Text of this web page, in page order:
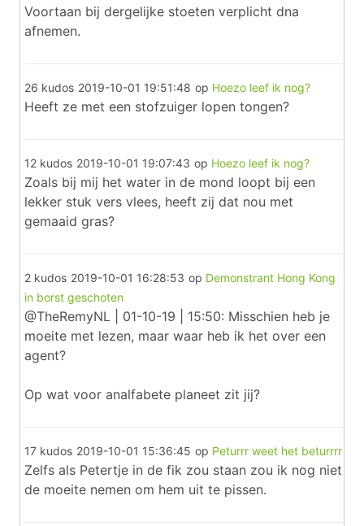
Voortaan bij dergelijke stoeten verplicht dna
afnemen.
26 kudos 2019-10-01 19:51:48 op Hoezo leef ik nog?
Heeft ze met een stofzuiger lopen tongen?
12 kudos 2019-10-01 19:07:43 op Hoezo leef ik nog?
Zoals bij mij het water in de mond loopt bij een
lekker stuk vers vlees, heeft zij dat nou met
gemaaid gras?
2 kudos 2019-10-01 16:28:53 op Demonstrant Hong Kong
in borst geschoten
@TheRemyNL | 01-10-19 | 15:50: Misschien heb je
moeite met lezen, maar waar heb ik het over een
agent?
Op wat voor analfabete planeet zit jij?
17 kudos 2019-10-01 15:36:45 op Peturrr weet het beturrrr
Zelfs als Petertje in de fik zou staan zou ik nog niet
de moeite nemen om hem uit te pissen.